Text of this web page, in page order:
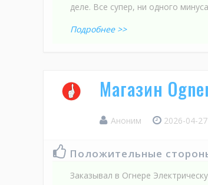
деле. Все супер, ни одного
Подробнее >>
Магазин
Аноним 2026-04-
Положительные
Заказывал в Огнере